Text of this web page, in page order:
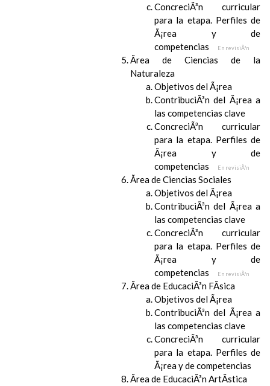
ConcreciÃ³n curricular
para la etapa. Perfiles de
Ã¡rea y de
competencias
En revisiÃ³n
Ãrea de Ciencias de la
Naturaleza
Objetivos del Ã¡rea
ContribuciÃ³n del Ã¡rea a
las competencias clave
ConcreciÃ³n curricular
para la etapa. Perfiles de
Ã¡rea y de
competencias
En revisiÃ³n
Ãrea de Ciencias Sociales
Objetivos del Ã¡rea
ContribuciÃ³n del Ã¡rea a
las competencias clave
ConcreciÃ³n curricular
para la etapa. Perfiles de
Ã¡rea y de
competencias
En revisiÃ³n
Ãrea de EducaciÃ³n FÃ­sica
Objetivos del Ã¡rea
ContribuciÃ³n del Ã¡rea a
las competencias clave
ConcreciÃ³n curricular
para la etapa. Perfiles de
Ã¡rea y de competencias
Ãrea de EducaciÃ³n ArtÃ­stica